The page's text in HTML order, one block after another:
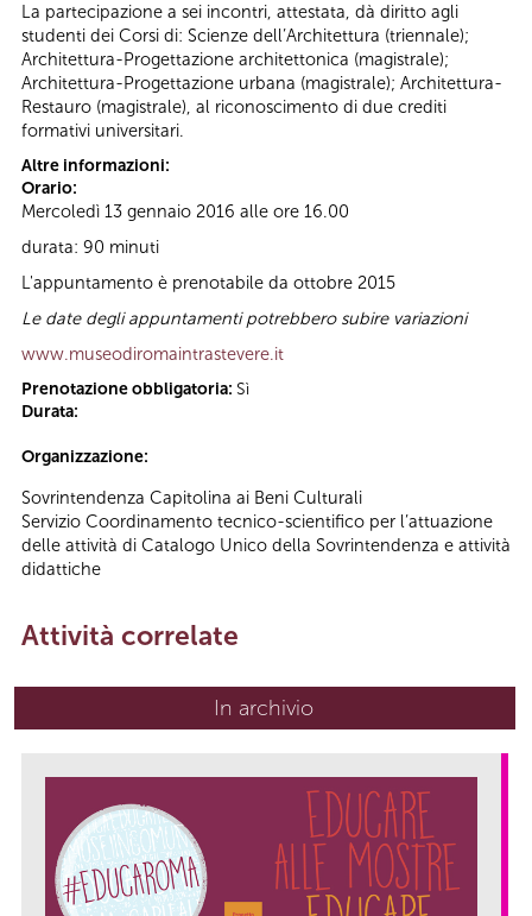
La partecipazione a sei incontri, attestata, dà diritto agli
studenti dei Corsi di: Scienze dell’Architettura (triennale);
Architettura-Progettazione architettonica (magistrale);
Architettura-Progettazione urbana (magistrale); Architettura-
Restauro (magistrale), al riconoscimento di due crediti
formativi universitari.
Altre informazioni:
Orario:
Mercoledì 13 gennaio 2016 alle ore 16.00
durata: 90 minuti
L'appuntamento è prenotabile da ottobre 2015
Le date degli appuntamenti potrebbero subire variazioni
www.museodiromaintrastevere.it
Prenotazione obbligatoria: Sì
Durata:
Organizzazione:
Sovrintendenza Capitolina ai Beni Culturali
Servizio Coordinamento tecnico-scientifico per l’attuazione
delle attività di Catalogo Unico della Sovrintendenza e attività
didattiche
Attività correlate
In archivio